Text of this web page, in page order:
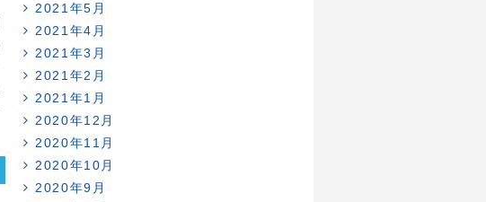
2021年5月
2021年4月
2021年3月
2021年2月
2021年1月
2020年12月
2020年11月
2020年10月
2020年9月